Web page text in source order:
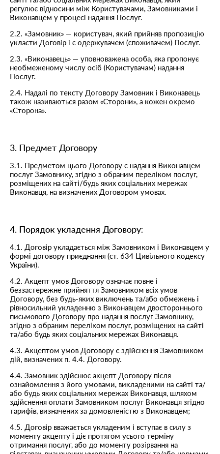
регулює відносини між Користувачами, Замовниками і
Виконавцем у процесі надання Послуг.
2.2. «Замовник» — користувач, який прийняв пропозицію
укласти Договір і є одержувачем (споживачем) Послуг.
2.3. «Виконавець» — уповноважена особа, яка пропонує
необмеженому числу осіб (Користувачам) надання
Послуг.
2.4. Надалі по тексту Договору Замовник і Виконавець
також називаються разом «Сторони», а кожен окремо
«Сторона».
3. Предмет Договору
3.1. Предметом цього Договору є надання Виконавцем
послуг Замовнику, згідно з обраним переліком послуг,
розміщених на сайті/будь яких соціальних мережах
Виконавця, на визначених Договором умовах.
4. Порядок укладення Договору:
4.1. Договір укладається між Замовником і Виконавцем у
формі договору приєднання (ст. 634 Цивільного кодексу
України).
4.2. Акцепт умов Договору означає повне і
беззастережне прийняття Замовником всіх умов
Договору, без будь-яких виключень та/або обмежень і
рівносильний укладенню з Виконавцем двостороннього
письмового Договору про надання послуг Замовнику,
згідно з обраним переліком послуг, розміщених на сайті
та/або будь яких соціальних мережах Виконавця.
4.3. Акцептом умов Договору є здійснення Замовником
дій, визначених п. 4.4. Договору.
4.4. Замовник здійснює акцепт Договору після
ознайомлення з його умовами, викладеними на сайті та/
або будь яких соціальних мережах Виконавця, шляхом
здійснення оплати Замовником послуг Виконавця згідно
тарифів, визначених за домовленістю з Виконавцем;
4.5. Договір вважається укладеним і вступає в силу з
моменту акцепту і діє протягом усього терміну
отримання послуг, або до моменту розірвання на